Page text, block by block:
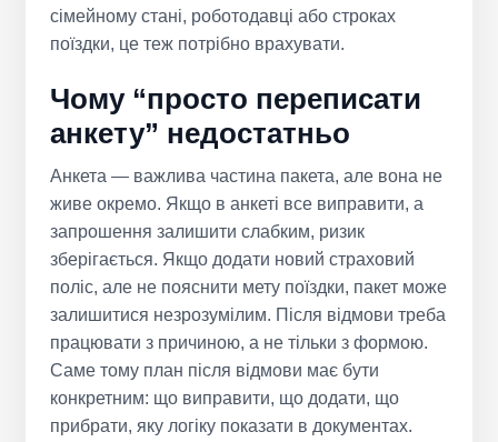
сімейному стані, роботодавці або строках
поїздки, це теж потрібно врахувати.
Чому “просто переписати
анкету” недостатньо
Анкета — важлива частина пакета, але вона не
живе окремо. Якщо в анкеті все виправити, а
запрошення залишити слабким, ризик
зберігається. Якщо додати новий страховий
поліс, але не пояснити мету поїздки, пакет може
залишитися незрозумілим. Після відмови треба
працювати з причиною, а не тільки з формою.
Саме тому план після відмови має бути
конкретним: що виправити, що додати, що
прибрати, яку логіку показати в документах.